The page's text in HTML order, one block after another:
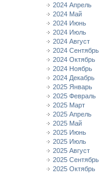
2024 Апрель
2024 Май
2024 Июнь
2024 Июль
2024 Август
2024 Сентябрь
2024 Октябрь
2024 Ноябрь
2024 Декабрь
2025 Январь
2025 Февраль
2025 Март
2025 Апрель
2025 Май
2025 Июнь
2025 Июль
2025 Август
2025 Сентябрь
2025 Октябрь